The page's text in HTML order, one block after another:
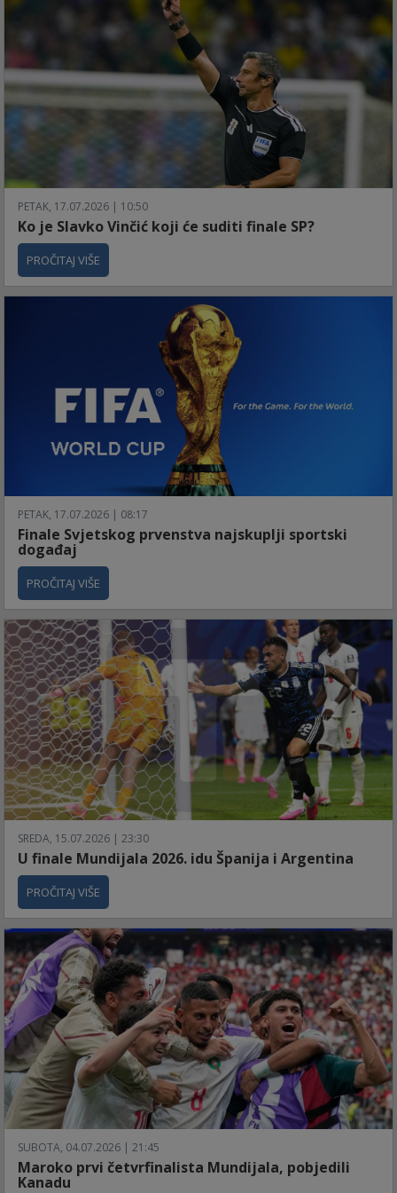
PETAK, 17.07.2026 | 10:50
Ko je Slavko Vinčić koji će suditi finale SP?
PROČITAJ VIŠE
PETAK, 17.07.2026 | 08:17
Finale Svjetskog prvenstva najskuplji sportski
događaj
PROČITAJ VIŠE
SREDA, 15.07.2026 | 23:30
U finale Mundijala 2026. idu Španija i Argentina
PROČITAJ VIŠE
SUBOTA, 04.07.2026 | 21:45
Maroko prvi četvrfinalista Mundijala, pobjedili
Kanadu